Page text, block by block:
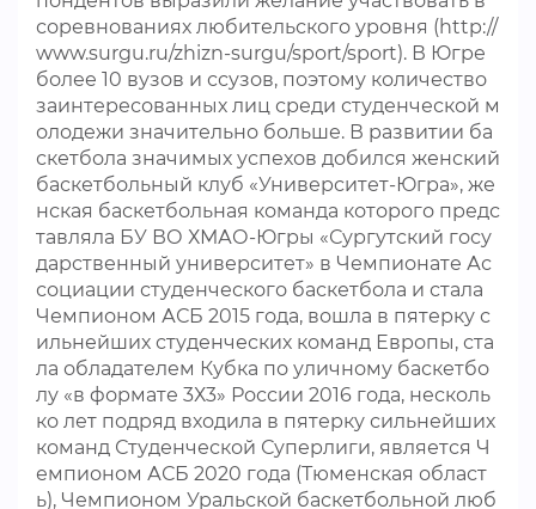
соревнованиях любительского уровня (http://
www.surgu.ru/zhizn-surgu/sport/sport). В Югре
более 10 вузов и ссузов, поэтому количество
заинтересованных лиц среди студенческой м
олодежи значительно больше. В развитии ба
скетбола значимых успехов добился женский
баскетбольный клуб «Университет-Югра», же
нская баскетбольная команда которого предс
тавляла БУ ВО ХМАО-Югры «Сургутский госу
дарственный университет» в Чемпионате Ас
социации студенческого баскетбола и стала
Чемпионом АСБ 2015 года, вошла в пятерку с
ильнейших студенческих команд Европы, ста
ла обладателем Кубка по уличному баскетбо
лу «в формате 3Х3» России 2016 года, несколь
ко лет подряд входила в пятерку сильнейших
команд Студенческой Суперлиги, является Ч
емпионом АСБ 2020 года (Тюменская област
ь), Чемпионом Уральской баскетбольной люб